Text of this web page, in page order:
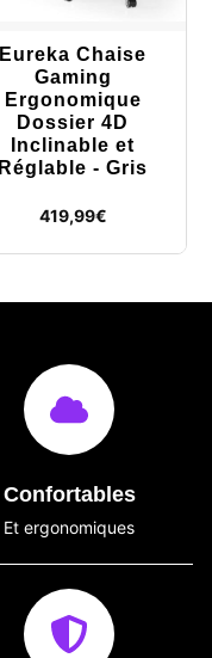
Eureka Chaise
Gaming
Ergonomique
Dossier 4D
Inclinable et
Réglable - Gris
419,99€
Confortables
Et ergonomiques